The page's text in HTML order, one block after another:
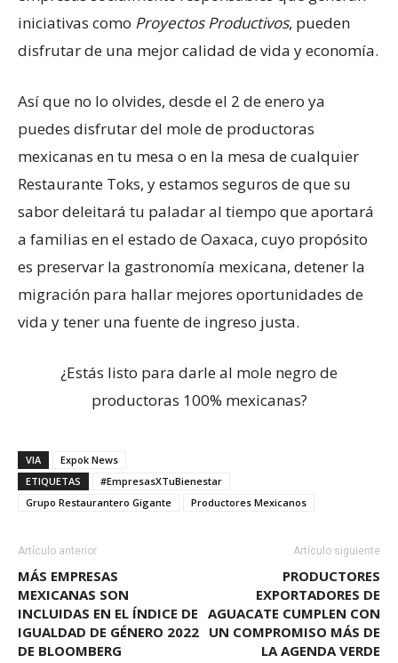
iniciativas como Proyectos Productivos, pueden
disfrutar de una mejor calidad de vida y economía.
Así que no lo olvides, desde el 2 de enero ya
puedes disfrutar del mole de productoras
mexicanas en tu mesa o en la mesa de cualquier
Restaurante Toks, y estamos seguros de que su
sabor deleitará tu paladar al tiempo que aportará
a familias en el estado de Oaxaca, cuyo propósito
es preservar la gastronomía mexicana, detener la
migración para hallar mejores oportunidades de
vida y tener una fuente de ingreso justa.
¿Estás listo para darle al mole negro de
productoras 100% mexicanas?
VIA
Expok News
ETIQUETAS
#EmpresasXTuBienestar
Grupo Restaurantero Gigante
Productores Mexicanos
Artículo anterior
MÁS EMPRESAS
MEXICANAS SON
INCLUIDAS EN EL ÍNDICE DE
IGUALDAD DE GÉNERO 2022
DE BLOOMBERG
Artículo siguiente
PRODUCTORES
EXPORTADORES DE
AGUACATE CUMPLEN CON
UN COMPROMISO MÁS DE
LA AGENDA VERDE